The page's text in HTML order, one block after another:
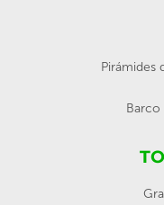
Pirámides
Barco